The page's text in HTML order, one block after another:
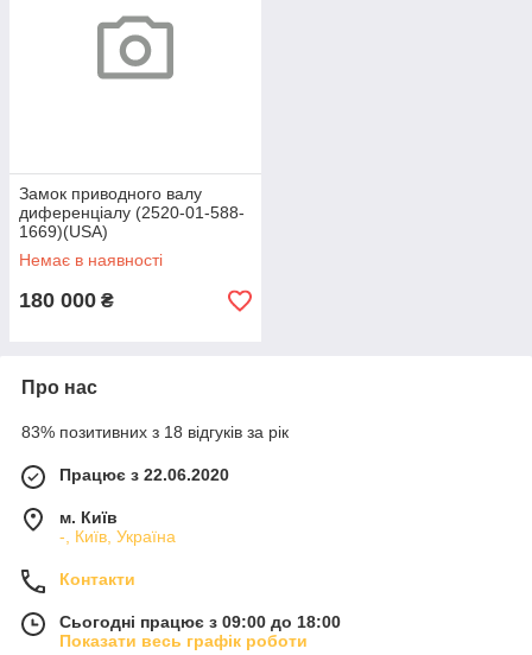
Замок приводного валу
диференціалу (2520-01-588-
1669)(USA)
Немає в наявності
180 000 ₴
Про нас
83% позитивних з 18 відгуків за рік
Працює з 22.06.2020
м. Київ
-, Київ, Україна
Контакти
Сьогодні працює з 09:00 до 18:00
Показати весь графік роботи